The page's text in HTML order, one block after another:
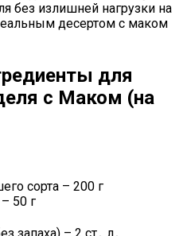
без излишней нагрузки на
десертом с маком
для
с Маком (на
сорта – 200 г
50 г